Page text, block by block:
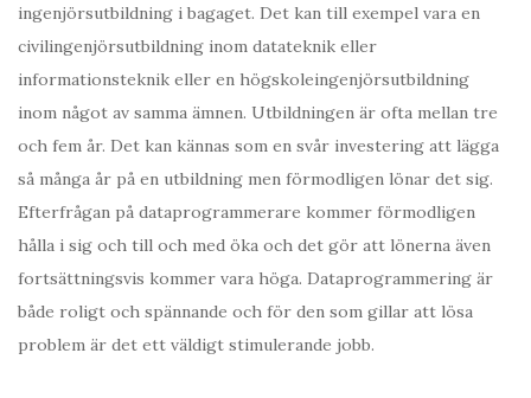
ingenjörsutbildning i bagaget. Det kan till exempel vara en
civilingenjörsutbildning inom datateknik eller
informationsteknik eller en högskoleingenjörsutbildning
inom något av samma ämnen. Utbildningen är ofta mellan tre
och fem år. Det kan kännas som en svår investering att lägga
så många år på en utbildning men förmodligen lönar det sig.
Efterfrågan på dataprogrammerare kommer förmodligen
hålla i sig och till och med öka och det gör att lönerna även
fortsättningsvis kommer vara höga. Dataprogrammering är
både roligt och spännande och för den som gillar att lösa
problem är det ett väldigt stimulerande jobb.